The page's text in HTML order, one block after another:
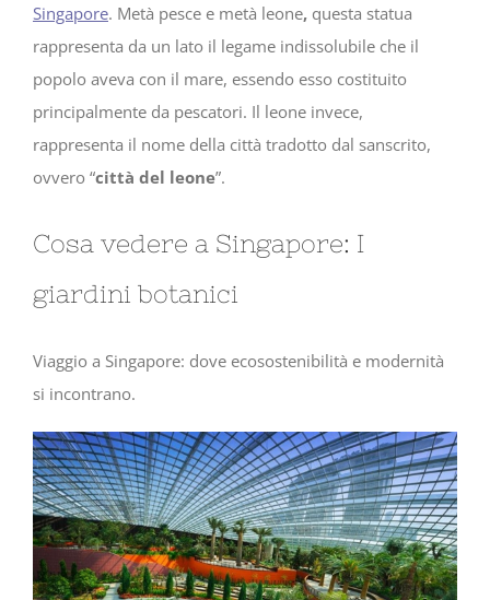
Singapore. Metà pesce e metà leone, questa statua
rappresenta da un lato il legame indissolubile che il
popolo aveva con il mare, essendo esso costituito
principalmente da pescatori. Il leone invece,
rappresenta il nome della città tradotto dal sanscrito,
ovvero “città del leone”.
Cosa vedere a Singapore: I
giardini botanici
Viaggio a Singapore: dove ecosostenibilità e modernità
si incontrano.